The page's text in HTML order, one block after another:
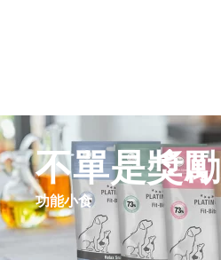
不單是獎勵
功能小食